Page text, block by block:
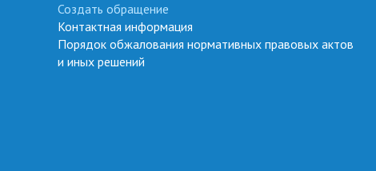
Создать обращение
Контактная информация
Порядок обжалования нормативных правовых актов
и иных решений